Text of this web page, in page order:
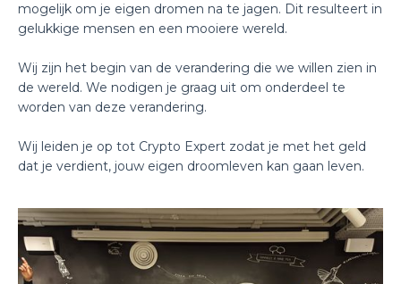
mogelijk om je eigen dromen na te jagen. Dit resulteert in
gelukkige mensen en een mooiere wereld.
Wij zijn het begin van de verandering die we willen zien in
de wereld. We nodigen je graag uit om onderdeel te
worden van deze verandering.
Wij leiden je op tot Crypto Expert zodat je met het geld
dat je verdient, jouw eigen droomleven kan gaan leven.